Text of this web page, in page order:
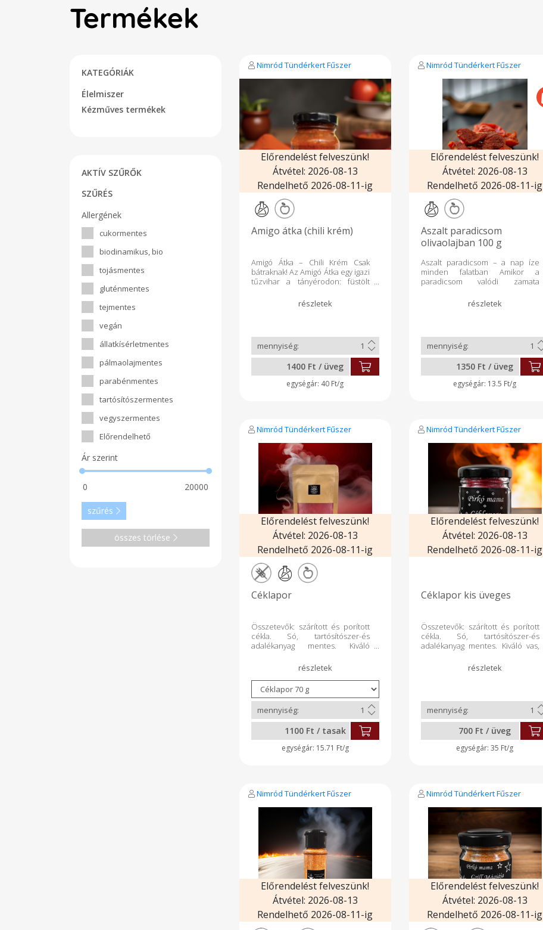
Termékek
KATEGÓRIÁK
Élelmiszer
Kézműves termékek
AKTÍV SZŰRŐK
SZŰRÉS
Allergének
cukormentes
biodinamikus, bio
tojásmentes
gluténmentes
tejmentes
vegán
állatkísérletmentes
pálmaolajmentes
parabénmentes
tartósítószermentes
vegyszermentes
Előrendelhető
Ár szerint
szűrés
összes törlése
Nimród Tündérkert Fűszer
Előrendelést felveszünk!
Átvétel: 2026-08-13
Rendelhető 2026-08-11-ig
Amigo átka (chili krém)
Amigó Átka – Chili Krém Csak
bátraknak! Az Amigó Átka egy igazi
tűzvihar a tányérodon: füstölt
selymes olívaolaj és egy csipetnyi
só tökéletes egyensúlyban. A chili
karakteres krémet. Ideális
húsokhoz, grillételekhez,
szószokhoz vagy bárhová, ahol
nem félsz az igazi erőtől!
Összetevők: Füstölt jalapeño és
habanero paprika, chili szósz, só,
természetes alapanyagok
Adalékanyag-mentes Tárolás:
Felbontás után hűtve tárolandó,
10 napon belül felhasználandó.
1400 Ft / üveg
40 Ft/g
Nimród Tündérkert Fűszer
Előrendelést felveszünk!
Átvétel: 2026-08-13
Rendelhető 2026-08-11-ig
Aszalt paradicsom
olivaolajban 100 g
Aszalt paradicsom – a nap íze
minden falatban Amikor a
paradicsom valódi zamata
mediterrán konyha egyik
legértékesebb alapanyaga. Miért
megőrzi a paradicsom minden
értékes tápanyagát ✔ Gazdag
likopinban, vitaminokban és
ásványi anyagokban ✔ Nincs
benne semmi felesleges – csak a
tiszta, koncentrált íz Hogyan
– Kenyérbe sütve vagy pesztóba
turmixolva – Vagy csak úgy,
magában, mert úgy is isteni! A
termék tartósítószer mentes.
1350 Ft / üveg
13.5 Ft/g
Nimród Tündérkert Fűszer
Előrendelést felveszünk!
Átvétel: 2026-08-13
Rendelhető 2026-08-11-ig
Céklapor
Összetevők: szárított és porított
cékla. Só, tartósítószer-és
adalékanyag mentes. Kiváló
Kismamák és kisgyermekek is
mennyiséget joghurtba,
tojásrántottára, gyümölcslébe,
gyümölcsturmixba, limonádéba
keverve is fogyasztható. Ételek és
italok színezésére is
használhatjuk.1100 Ft / tasak
15.71 Ft/g
Nimród Tündérkert Fűszer
Előrendelést felveszünk!
Átvétel: 2026-08-13
Rendelhető 2026-08-11-ig
Céklapor kis üveges
Összetevők: szárított és porított
cékla. Só, tartósítószer-és
adalékanyag mentes. Kiváló vas,
(kismamáknak és pici
gyümölcslébe, gyümölcsturmixba,
limonádéba téve fogyasztható.
Ételek és italok színezésére is
használhatjuk.700 Ft / üveg
35 Ft/g
Nimród Tündérkert Fűszer
Előrendelést felveszünk!
Átvétel: 2026-08-13
Rendelhető 2026-08-11-ig
Nimród Tündérkert Fűszer
Előrendelést felveszünk!
Átvétel: 2026-08-13
Rendelhető 2026-08-11-ig